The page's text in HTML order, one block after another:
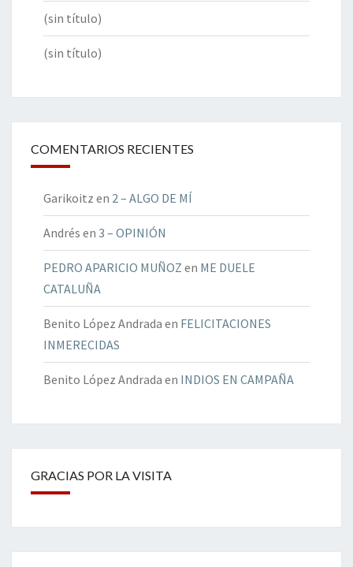
(sin título)
(sin título)
COMENTARIOS RECIENTES
Garikoitz en 2 – ALGO DE MÍ
Andrés en 3 – OPINIÓN
PEDRO APARICIO MUÑOZ en ME DUELE
CATALUÑA
Benito López Andrada en FELICITACIONES
INMERECIDAS
Benito López Andrada en INDIOS EN CAMPAÑA
GRACIAS POR LA VISITA